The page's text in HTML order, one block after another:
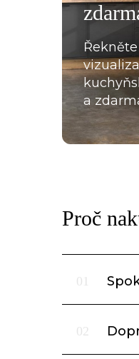
a
křivých zdí apod.,
Proč
01
02